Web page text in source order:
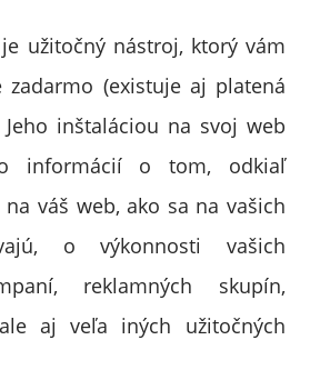
užitočný nástroj, ktorý vám
zadarmo (existuje aj platená
inštaláciou na svoj web
informácií o tom, odkiaľ
váš web, ako sa na vašich
o výkonnosti vašich
reklamných skupín,
aj veľa iných užitočných